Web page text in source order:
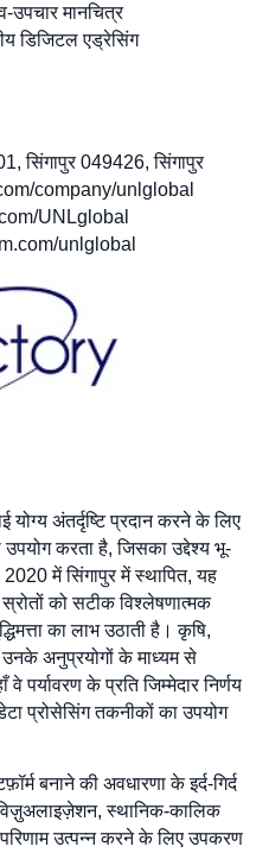
मानचित्र
डिजिटल एड्रेसिंग
सिंगापुर 049426, सिंगापुर
company/unlglobal
UNLglobal
unlglobal
योग्य अंतर्दृष्टि प्रदान करने के लिए
उपयोग करता है, जिसका उद्देश्य भू-
में सिंगापुर में स्थापित, यह
को सटीक विश्लेषणात्मक
का लाभ उठाती है। कृषि,
अनुप्रयोगों के माध्यम से
पर्यावरण के प्रति जिम्मेदार निर्णय
प्रोसेसिंग तकनीकों का उपयोग
बनाने की अवधारणा के इर्द-गिर्द
स्थानिक-कालिक
उत्पन्न करने के लिए उपकरण